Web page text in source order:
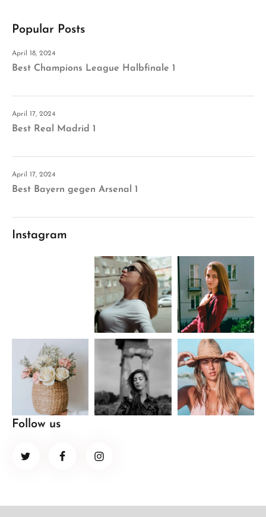
Popular Posts
April 18, 2024
Best Champions League Halbfinale 1
April 17, 2024
Best Real Madrid 1
April 17, 2024
Best Bayern gegen Arsenal 1
Instagram
Follow us